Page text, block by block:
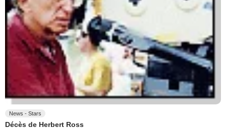
News - Stars
Décès de Herbert Ross